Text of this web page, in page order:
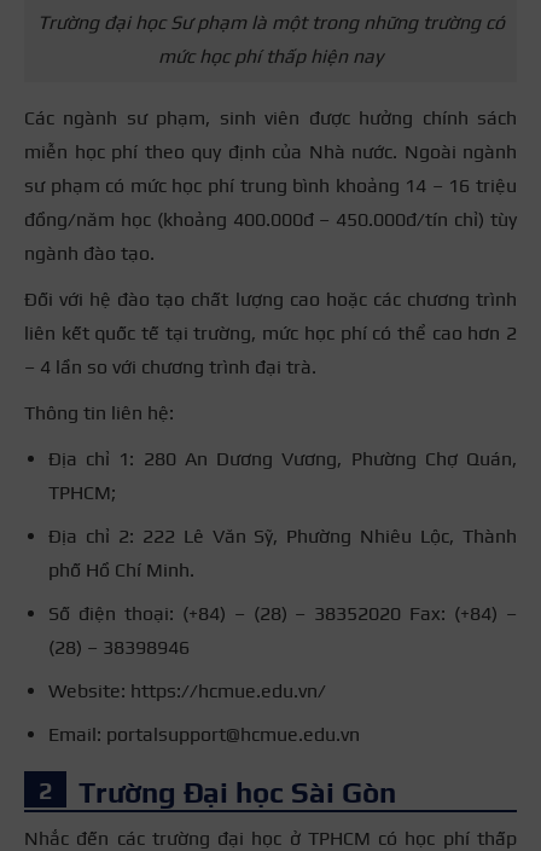
Trường đại học Sư phạm là một trong những trường có
mức học phí thấp hiện nay
Các ngành sư phạm, sinh viên được hưởng chính sách
miễn học phí theo quy định của Nhà nước. Ngoài ngành
sư phạm có mức học phí trung bình khoảng 14 – 16 triệu
đồng/năm học (khoảng 400.000đ – 450.000đ/tín chỉ) tùy
ngành đào tạo.
Đối với hệ đào tạo chất lượng cao hoặc các chương trình
liên kết quốc tế tại trường, mức học phí có thể cao hơn 2
– 4 lần so với chương trình đại trà.
Thông tin liên hệ:
Địa chỉ 1: 280 An Dương Vương, Phường Chợ Quán,
TPHCM;
Địa chỉ 2: 222 Lê Văn Sỹ, Phường Nhiêu Lộc, Thành
phố Hồ Chí Minh.
Số điện thoại: (+84) – (28) – 38352020 Fax: (+84) –
(28) – 38398946
Website: https://hcmue.edu.vn/
Email: portalsupport@hcmue.edu.vn
Trường Đại học Sài Gòn
Nhắc đến các trường đại học ở TPHCM có học phí thấp